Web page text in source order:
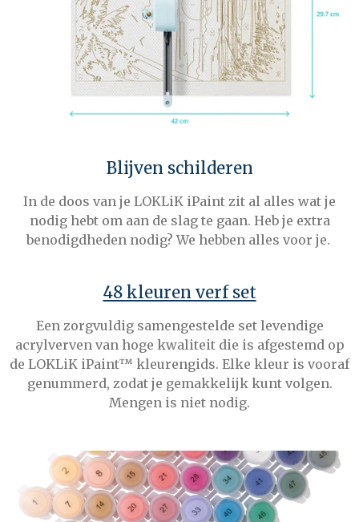
Blijven schilderen
In de doos van je LOKLiK iPaint zit al alles wat je
nodig hebt om aan de slag te gaan. Heb je extra
benodigdheden nodig? We hebben alles voor je.
48 kleuren verf set
Een zorgvuldig samengestelde set levendige
acrylverven van hoge kwaliteit die is afgestemd op
de LOKLiK iPaint™ kleurengids. Elke kleur is vooraf
genummerd, zodat je gemakkelijk kunt volgen.
Mengen is niet nodig.